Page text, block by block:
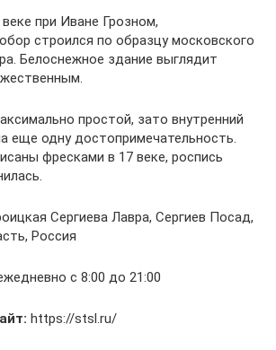
при Иване Грозном,
строился по образцу московского
Белоснежное здание выглядит
простой, зато внутренний
еще одну достопримечательность.
фресками в 17 веке, роспись
Сергиева Лавра, Сергиев Посад,
Россия
с 8:00 до 21:00
https://stsl.ru/